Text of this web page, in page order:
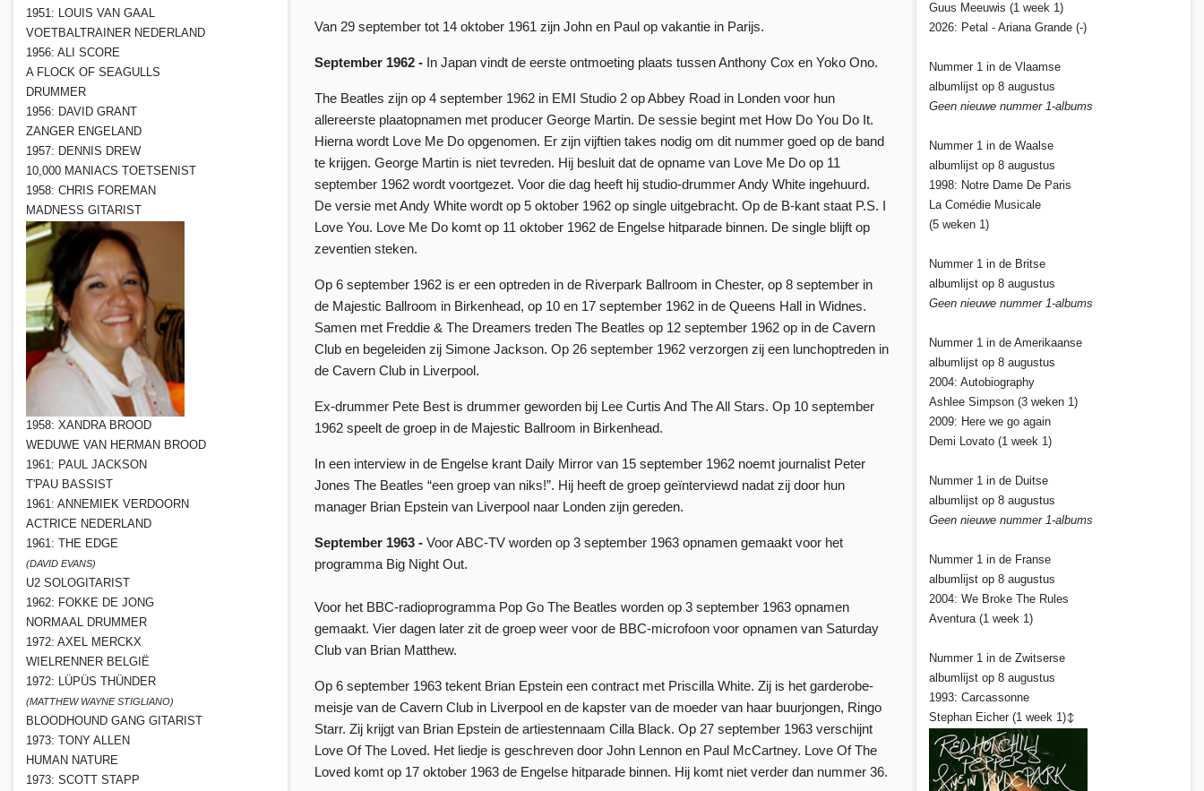
1951: LOUIS VAN GAAL
VOETBALTRAINER NEDERLAND
1956: ALI SCORE
A FLOCK OF SEAGULLS
DRUMMER
1956: DAVID GRANT
ZANGER ENGELAND
1957: DENNIS DREW
10,000 MANIACS TOETSENIST
1958: CHRIS FOREMAN
MADNESS GITARIST
1958: XANDRA BROOD
WEDUWE VAN HERMAN BROOD
1961: PAUL JACKSON
T'PAU BASSIST
1961: ANNEMIEK VERDOORN
ACTRICE NEDERLAND
1961: THE EDGE
(DAVID EVANS)
U2 SOLOGITARIST
1962: FOKKE DE JONG
NORMAAL DRUMMER
1972: AXEL MERCKX
WIELRENNER BELGIË
1972: LÜPÜS THÜNDER
(MATTHEW WAYNE STIGLIANO)
BLOODHOUND GANG GITARIST
1973: TONY ALLEN
HUMAN NATURE
1973: SCOTT STAPP
Van 29 september tot 14 oktober 1961 zijn John en Paul op vakantie in Parijs.
September 1962 - In Japan vindt de eerste ontmoeting plaats tussen Anthony Cox en Yoko Ono.
The Beatles zijn op 4 september 1962 in EMI Studio 2 op Abbey Road in Londen voor hun
allereerste plaatopnamen met producer George Martin. De sessie begint met How Do You Do It.
Hierna wordt Love Me Do opgenomen. Er zijn vijftien takes nodig om dit nummer goed op de band
te krijgen. George Martin is niet tevreden. Hij besluit dat de opname van Love Me Do op 11
september 1962 wordt voortgezet. Voor die dag heeft hij studio-drummer Andy White ingehuurd.
De versie met Andy White wordt op 5 oktober 1962 op single uitgebracht. Op de B-kant staat P.S. I
Love You. Love Me Do komt op 11 oktober 1962 de Engelse hitparade binnen. De single blijft op
zeventien steken.
Op 6 september 1962 is er een optreden in de Riverpark Ballroom in Chester, op 8 september in
de Majestic Ballroom in Birkenhead, op 10 en 17 september 1962 in de Queens Hall in Widnes.
Samen met Freddie & The Dreamers treden The Beatles op 12 september 1962 op in de Cavern
Club en begeleiden zij Simone Jackson. Op 26 september 1962 verzorgen zij een lunchoptreden in
de Cavern Club in Liverpool.
Ex-drummer Pete Best is drummer geworden bij Lee Curtis And The All Stars. Op 10 september
1962 speelt de groep in de Majestic Ballroom in Birkenhead.
In een interview in de Engelse krant Daily Mirror van 15 september 1962 noemt journalist Peter
Jones The Beatles “een groep van niks!”. Hij heeft de groep geïnterviewd nadat zij door hun
manager Brian Epstein van Liverpool naar Londen zijn gereden.
September 1963 - Voor ABC-TV worden op 3 september 1963 opnamen gemaakt voor het
programma Big Night Out.
Voor het BBC-radioprogramma Pop Go The Beatles worden op 3 september 1963 opnamen
gemaakt. Vier dagen later zit de groep weer voor de BBC-microfoon voor opnamen van Saturday
Club van Brian Matthew.
Op 6 september 1963 tekent Brian Epstein een contract met Priscilla White. Zij is het garderobe-
meisje van de Cavern Club in Liverpool en de kapster van de moeder van haar buurjongen, Ringo
Starr. Zij krijgt van Brian Epstein de artiestennaam Cilla Black. Op 27 september 1963 verschijnt
Love Of The Loved. Het liedje is geschreven door John Lennon en Paul McCartney. Love Of The
Loved komt op 17 oktober 1963 de Engelse hitparade binnen. Hij komt niet verder dan nummer 36.
Guus Meeuwis (1 week 1)
2026: Petal - Ariana Grande (-)
Nummer 1 in de Vlaamse
albumlijst op 8 augustus
Geen nieuwe nummer 1-albums
Nummer 1 in de Waalse
albumlijst op 8 augustus
1998: Notre Dame De Paris
La Comédie Musicale
(5 weken 1)
Nummer 1 in de Britse
albumlijst op 8 augustus
Geen nieuwe nummer 1-albums
Nummer 1 in de Amerikaanse
albumlijst op 8 augustus
2004: Autobiography
Ashlee Simpson (3 weken 1)
2009: Here we go again
Demi Lovato (1 week 1)
Nummer 1 in de Duitse
albumlijst op 8 augustus
Geen nieuwe nummer 1-albums
Nummer 1 in de Franse
albumlijst op 8 augustus
2004: We Broke The Rules
Aventura (1 week 1)
Nummer 1 in de Zwitserse
albumlijst op 8 augustus
1993: Carcassonne
Stephan Eicher (1 week 1)↕